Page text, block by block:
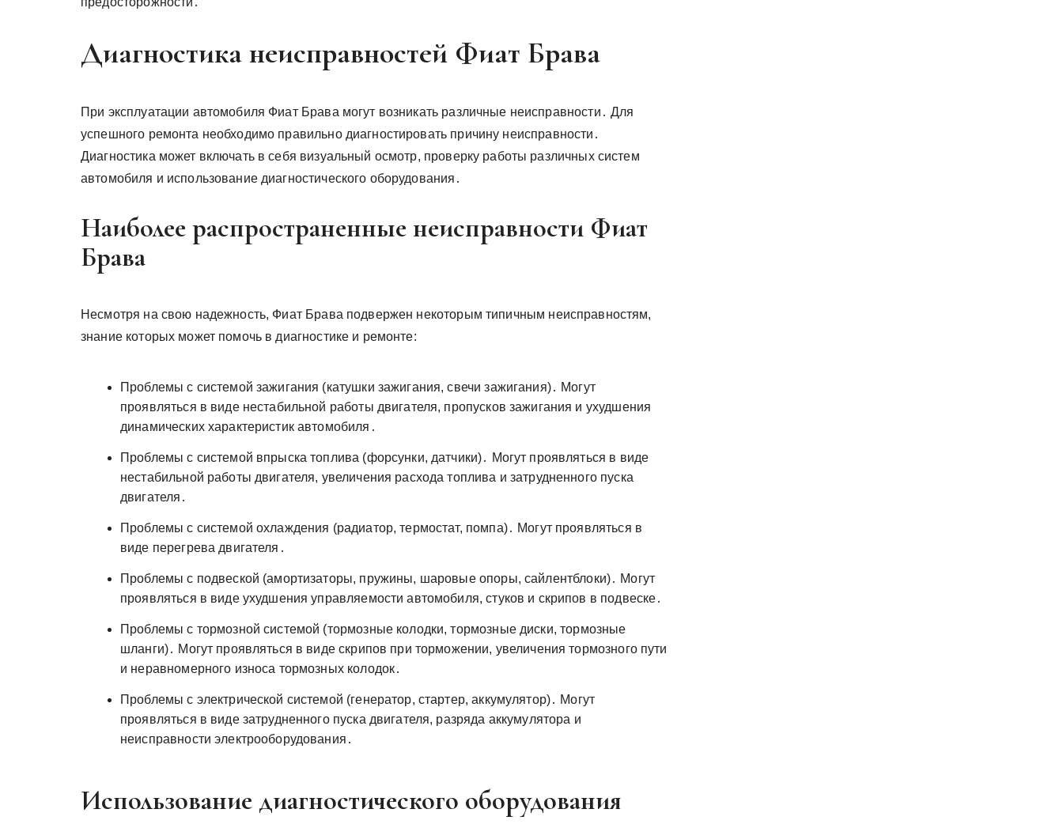
Диагностика неисправностей Фиат Брава
При эксплуатации автомобиля Фиат Брава могут возникать различные неисправности․ Для
успешного ремонта необходимо правильно диагностировать причину неисправности․
Диагностика может включать в себя визуальный осмотр, проверку работы различных систем
автомобиля и использование диагностического оборудования․
Наиболее распространенные неисправности Фиат
Брава
Несмотря на свою надежность, Фиат Брава подвержен некоторым типичным неисправностям,
знание которых может помочь в диагностике и ремонте:
Проблемы с системой зажигания (катушки зажигания, свечи зажигания)․ Могут
проявляться в виде нестабильной работы двигателя, пропусков зажигания и ухудшения
динамических характеристик автомобиля․
Проблемы с системой впрыска топлива (форсунки, датчики)․ Могут проявляться в виде
нестабильной работы двигателя, увеличения расхода топлива и затрудненного пуска
двигателя․
Проблемы с системой охлаждения (радиатор, термостат, помпа)․ Могут проявляться в
виде перегрева двигателя․
Проблемы с подвеской (амортизаторы, пружины, шаровые опоры, сайлентблоки)․ Могут
проявляться в виде ухудшения управляемости автомобиля, стуков и скрипов в подвеске․
Проблемы с тормозной системой (тормозные колодки, тормозные диски, тормозные
шланги)․ Могут проявляться в виде скрипов при торможении, увеличения тормозного пути
и неравномерного износа тормозных колодок․
Проблемы с электрической системой (генератор, стартер, аккумулятор)․ Могут
проявляться в виде затрудненного пуска двигателя, разряда аккумулятора и
неисправности электрооборудования․
Использование диагностического оборудования